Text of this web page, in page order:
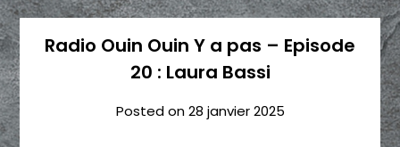
Radio Ouin Ouin Y a pas – Episode
20 : Laura Bassi
Posted on28 janvier 2025